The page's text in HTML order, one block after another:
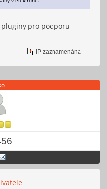
pluginy pro podporu
IP zaznamenána